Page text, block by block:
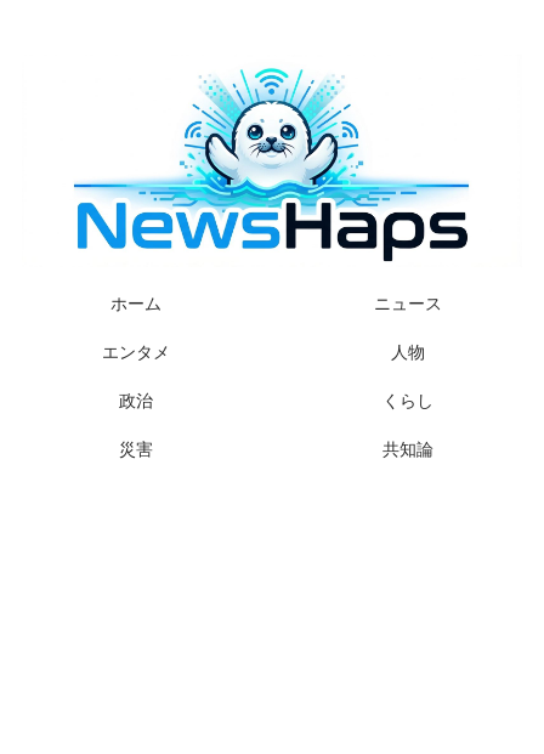
ホーム ニュース
エンタメ 人物
政治 くらし
災害 共知論